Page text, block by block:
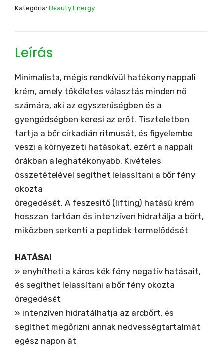
45ml
hidratálást
biztosíthat
minden
bőrtípus
számára
»
hozzájárulhat
a
okozta
bőröregedés
lelassításához
feltölteni
és
a
ráncokat
Kategória: Beauty Energy
Leírás
Minimalista, mégis rendkívül hatékony nappali
krém, amely tökéletes választás minden nő
számára, aki az egyszerűségben és a
gyengédségben keresi az erőt. Tiszteletben
tartja a bőr cirkadián ritmusát, és figyelembe
veszi a környezeti hatásokat, ezért a nappali
órákban a leghatékonyabb. Kivételes
összetételével segíthet lelassítani a bőr fény
okozta
öregedését. A feszesítő (lifting) hatású krém
hosszan tartóan és intenzíven hidratálja a bőrt,
miközben serkenti a peptidek termelődését
HATÁSAI
» enyhítheti a káros kék fény negatív hatásait,
és segíthet lelassítani a bőr fény okozta
öregedését
» intenzíven hidratálhatja az arcbőrt, és
segíthet megőrizni annak nedvességtartalmát
egész napon át